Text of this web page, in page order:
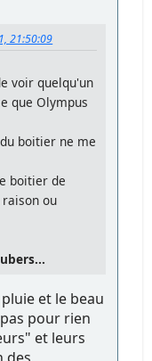
21:50:09
voir quelqu'un
que Olympus
boitier ne me
boitier de
ou
et le beau
pour rien
et leurs